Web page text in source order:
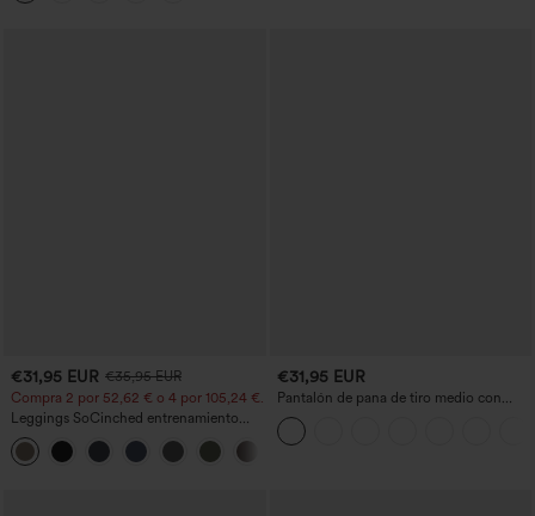
€31,95 EUR €35,95 EUR
Compra 2 por 52,62 € o 4 por 105,24 €.
Leggings SoCinched entrenamiento
moldeador abdomen bolsillo lateral tiro
alto
€31,95 EUR
Pantalón de pana de tiro medio con
cremallera